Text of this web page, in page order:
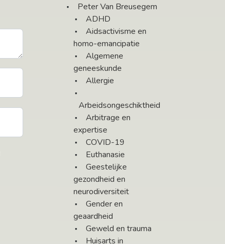
Peter Van Breusegem
ADHD
Aidsactivisme en
homo-emancipatie
Algemene
geneeskunde
Allergie
Arbeidsongeschiktheid
Arbitrage en
expertise
COVID-19
Euthanasie
Geestelijke
gezondheid en
neurodiversiteit
Gender en
geaardheid
Geweld en trauma
Huisarts in